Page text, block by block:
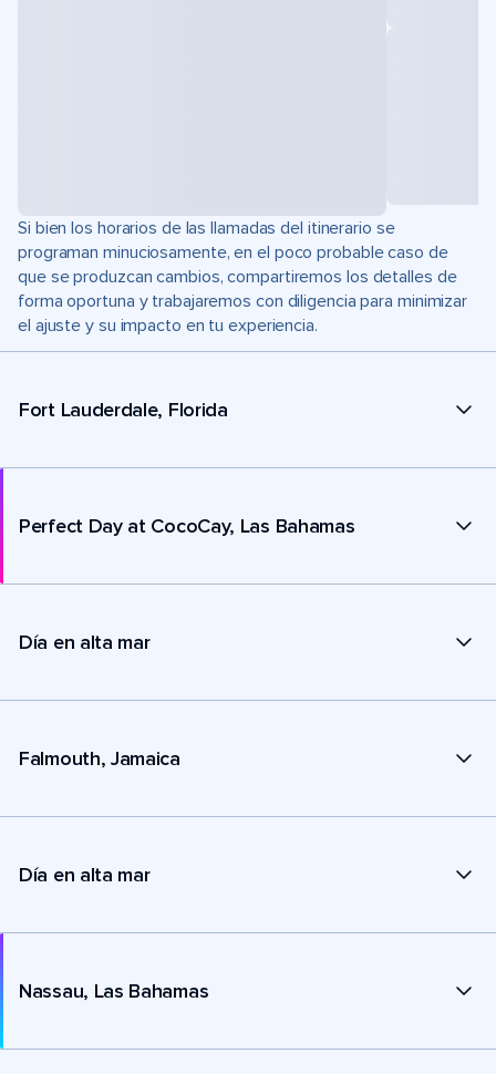
Si bien los horarios de las llamadas del itinerario se
programan minuciosamente, en el poco probable caso de
que se produzcan cambios, compartiremos los detalles de
forma oportuna y trabajaremos con diligencia para minimizar
el ajuste y su impacto en tu experiencia.
Fort Lauderdale, Florida
Perfect Day at CocoCay, Las Bahamas
Día en alta mar
Falmouth, Jamaica
Día en alta mar
Nassau, Las Bahamas